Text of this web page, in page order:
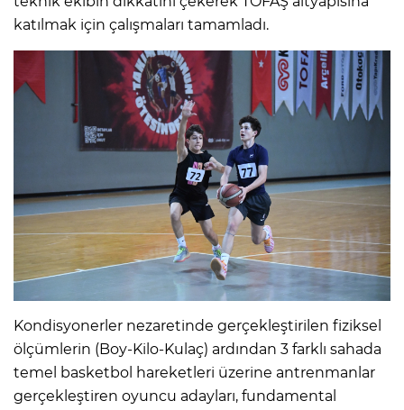
katılmak için çalışmaları tamamladı.
Kondisyonerler nezaretinde gerçekleştirilen fiziksel
ölçümlerin (Boy-Kilo-Kulaç) ardından 3 farklı sahada
temel basketbol hareketleri üzerine antrenmanlar
gerçekleştiren oyuncu adayları, fundamental